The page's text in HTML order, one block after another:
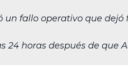
un fallo operativo que
24 horas después de que